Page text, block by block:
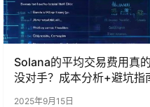
Solana的平均交易费用真
没对手？成本分析+避坑指
2025年9月15日